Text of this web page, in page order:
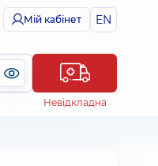
Мій кабінет EN
Невідкладна